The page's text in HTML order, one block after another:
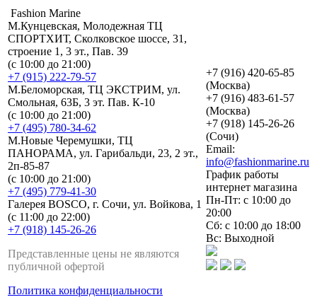
Fashion Marine
М.Кунцевская, Молодежная ТЦ
СПОРТХИТ, Сколковское шоссе, 31,
строение 1, 3 эт., Пав. 39
(с 10:00 до 21:00)
+7 (915) 222-79-57
М.Беломорская, ТЦ ЭКСТРИМ, ул.
Смольная, 63Б, 3 эт. Пав. К-10
(с 10:00 до 21:00)
+7 (495) 780-34-62
М.Новые Черемушки, ТЦ
ПАНОРАМА, ул. Гарибальди, 23, 2 эт.,
2п-85-87
(с 10:00 до 21:00)
+7 (495) 779-41-30
Галерея BOSCO, г. Сочи, ул. Войкова, 1
(с 11:00 до 22:00)
+7 (918) 145-26-26
Представленные цены не являются
публичной офертой
Политика конфиденциальности
+7 (916) 420-65-85
(Москва)
+7 (916) 483-61-57
(Москва)
+7 (918) 145-26-26
(Сочи)
Email:
info@fashionmarine.ru
График работы
интернет магазина
Пн-Пт: с 10:00 до
20:00
Сб: с 10:00 до 18:00
Вс: Выходной